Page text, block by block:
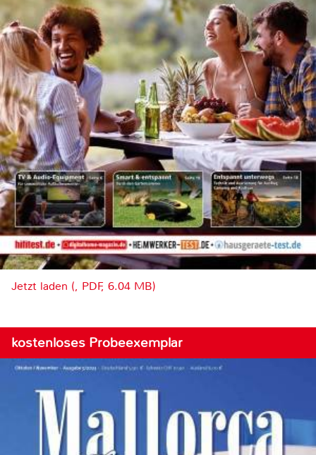
Jetzt laden (, PDF, 6.04 MB)
kostenloses Probeexemplar